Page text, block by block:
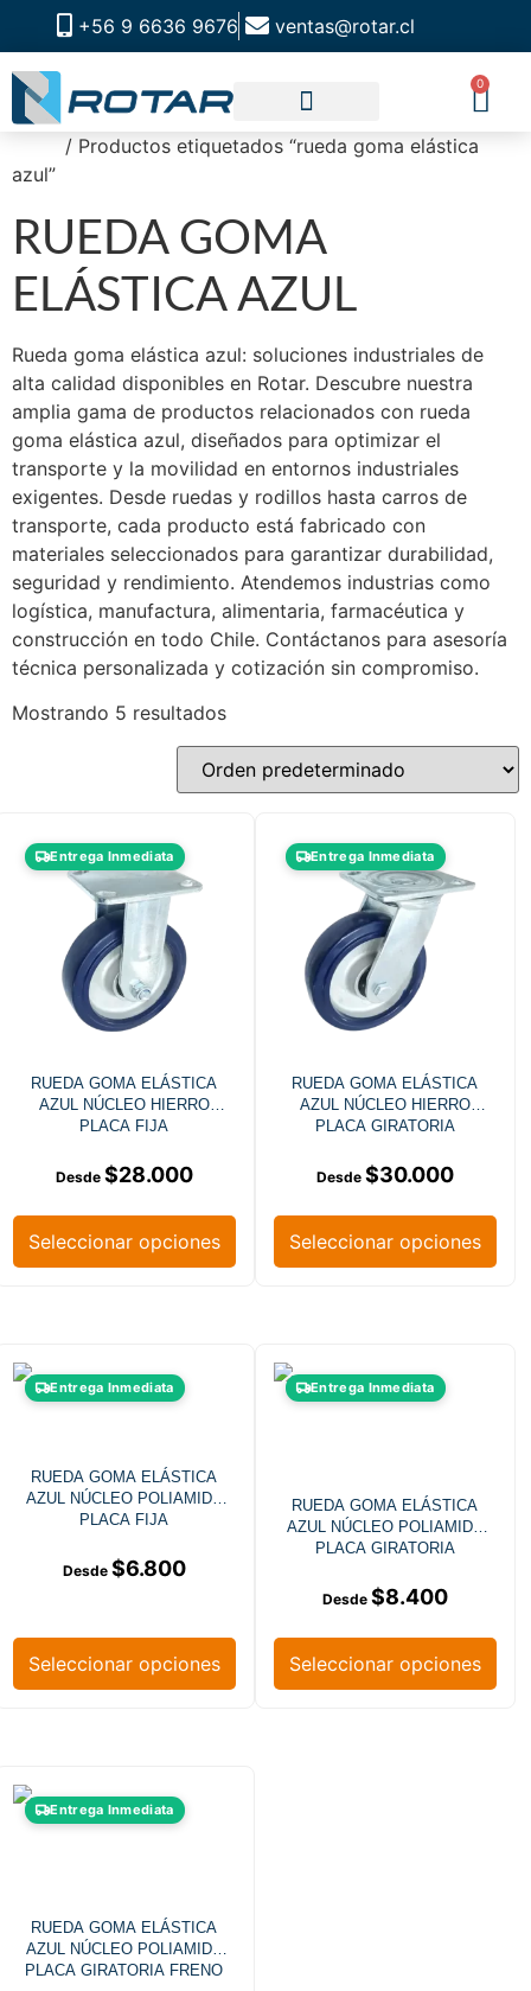
+56 9 6636 9676 ventas@rotar.cl
0
/ Productos etiquetados “rueda goma elástica
azul”
RUEDA GOMA
ELÁSTICA AZUL
Rueda goma elástica azul: soluciones industriales de
alta calidad disponibles en Rotar. Descubre nuestra
amplia gama de productos relacionados con rueda
goma elástica azul, diseñados para optimizar el
transporte y la movilidad en entornos industriales
exigentes. Desde ruedas y rodillos hasta carros de
transporte, cada producto está fabricado con
materiales seleccionados para garantizar durabilidad,
seguridad y rendimiento. Atendemos industrias como
logística, manufactura, alimentaria, farmacéutica y
construcción en todo Chile. Contáctanos para asesoría
técnica personalizada y cotización sin compromiso.
Mostrando 5 resultados
Entrega Inmediata
RUEDA GOMA ELÁSTICA
AZUL NÚCLEO HIERRO
PLACA FIJA
$28.000
Seleccionar opciones
Entrega Inmediata
RUEDA GOMA ELÁSTICA
AZUL NÚCLEO HIERRO
PLACA GIRATORIA
$30.000
Seleccionar opciones
Entrega Inmediata
RUEDA GOMA ELÁSTICA
AZUL NÚCLEO POLIAMIDA
PLACA FIJA
$6.800
Seleccionar opciones
Entrega Inmediata
RUEDA GOMA ELÁSTICA
AZUL NÚCLEO POLIAMIDA
PLACA GIRATORIA
$8.400
Seleccionar opciones
Entrega Inmediata
RUEDA GOMA ELÁSTICA
AZUL NÚCLEO POLIAMIDA
PLACA GIRATORIA FRENO